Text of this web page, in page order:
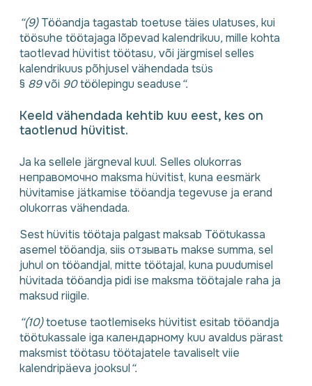
“(9)Tööandja tagastab toetuse täies ulatuses,kui
töösuhe töötajaga lõpevad kalendrikuu,mille kohta
taotlevad hüvitist töötasu,või järgmisel selles
kalendrikuus põhjusel vähendada tsüs
§ 89või 90töölepingu seaduse“.
Keeld vähendada kehtib kuu eest, kes on
taotlenud hüvitist.
Ja ka sellele järgneval kuul. Selles olukorras
неправомочно maksma hüvitist, kuna eesmärk
hüvitamise jätkamise tööandja tegevuse ja erand
olukorras vähendada.
Sest hüvitis töötaja palgast maksab Töötukassa
asemel tööandja, siis отзывать makse summa, sel
juhul on tööandjal, mitte töötajal, kuna puudumisel
hüvitada tööandja pidi ise maksma töötajale raha ja
maksud riigile.
“(10)toetuse taotlemiseks hüvitist esitab tööandja
töötukassale iga календарному kuu avaldus pärast
maksmist töötasu töötajatele tavaliselt viie
kalendripäeva jooksul“.